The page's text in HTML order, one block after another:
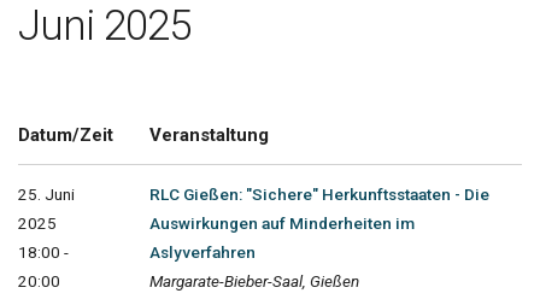
Juni 2025
Datum/Zeit Veranstaltung
25. Juni
2025
18:00 -
20:00
RLC Gießen: "Sichere" Herkunftsstaaten - Die
Auswirkungen auf Minderheiten im
Aslyverfahren
Margarate-Bieber-Saal, Gießen